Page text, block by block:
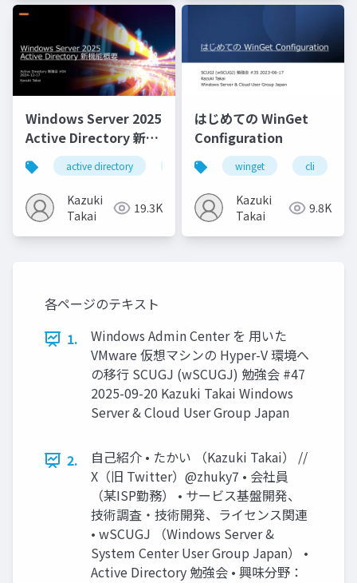
Windows Server 2025
Active Directory 新機
能概要 active directory adds windows server 2025
Kazuki
Takai
19.3K
はじめての WinGet
Configuration
winget cli
Kazuki
Takai
9.8K
各ページのテキスト
1.
Windows Admin Center を 用いた
VMware 仮想マシンの Hyper-V 環境へ
の移行 SCUGJ (wSCUGJ) 勉強会 #47
2025-09-20 Kazuki Takai Windows
Server & Cloud User Group Japan
2.
自己紹介 • たかい （Kazuki Takai） //
X（旧 Twitter）@zhuky7 • 会社員
（某ISP勤務） • サービス基盤開発、
技術調査・技術開発、ライセンス関連
• wSCUGJ （Windows Server &
System Center User Group Japan） •
Active Directory 勉強会 • 興味分野：